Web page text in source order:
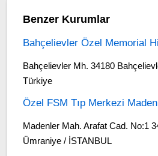
Benzer Kurumlar
Bahçelievler Özel Memorial
Bahçelievler Mh. 34180
Türkiye
Özel FSM Tıp Merkezi
Madenler Mah. Arafat Cad. No:1
Ümraniye / İSTANBUL